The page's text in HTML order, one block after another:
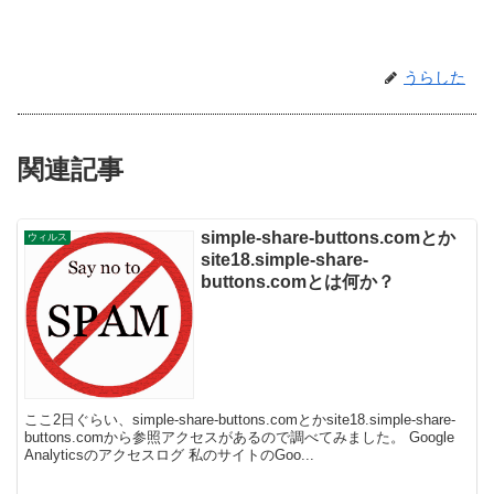
うらした
関連記事
ウィルス
simple-share-buttons.comとか
site18.simple-share-
buttons.comとは何か？
ここ2日ぐらい、simple-share-buttons.comとかsite18.simple-share-
buttons.comから参照アクセスがあるので調べてみました。 Google
Analyticsのアクセスログ 私のサイトのGoo...